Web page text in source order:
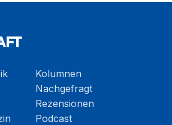
Kolumnen
Nachgefragt
Rezensionen
Podcast